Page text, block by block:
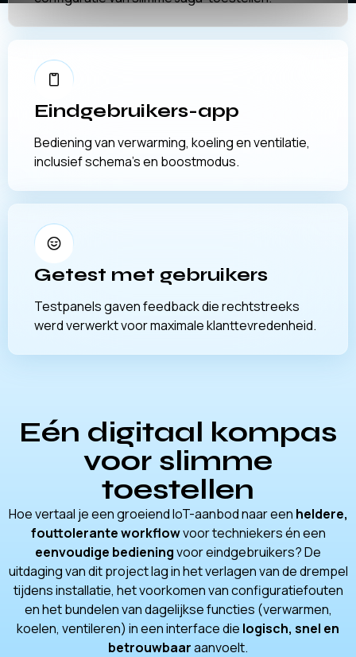
Eindgebruikers-app
Bediening van verwarming, koeling en ventilatie,
inclusief schema’s en boostmodus.
Getest met gebruikers
Testpanels gaven feedback die rechtstreeks
werd verwerkt voor maximale klanttevredenheid.
Eén digitaal kompas
voor slimme
toestellen
Hoe vertaal je een groeiend IoT-aanbod naar een heldere,
fouttolerante workflowvoor techniekers én een
eenvoudige bedieningvoor eindgebruikers? De
uitdaging van dit project lag in het verlagen van de drempel
tijdens installatie, het voorkomen van configuratiefouten
en het bundelen van dagelijkse functies (verwarmen,
koelen, ventileren) in een interface die logisch, snel en
betrouwbaaraanvoelt.